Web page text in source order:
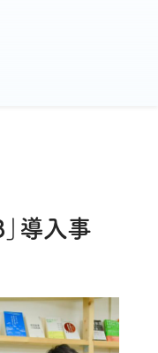
導入事